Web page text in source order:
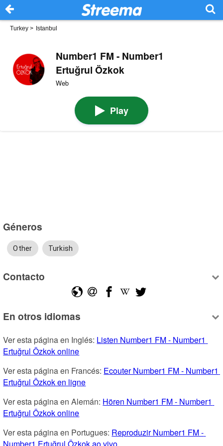
Turkey > Istanbul
Number1 FM - Number1
Ertuğrul Özkok
Web
Play
Géneros
Other Turkish
Contacto
En otros idiomas
Ver esta página en Inglés: Listen Number1 FM - Number1
Ertuğrul Özkok online
Ver esta página en Francés: Ecouter Number1 FM - Number1
Ertuğrul Özkok en ligne
Ver esta página en Alemán: Hören Number1 FM - Number1
Ertuğrul Özkok online
Ver esta página en Portugues: Reproduzir Number1 FM -
Number1 Ertuğrul Özkok ao vivo